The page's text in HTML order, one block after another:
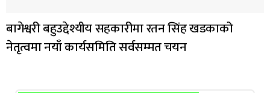
बागेश्वरी बहुउद्देश्यीय सहकारीमा रतन सिंह खडकाको
नेतृत्वमा नयाँ कार्यसमिति सर्वसम्मत चयन